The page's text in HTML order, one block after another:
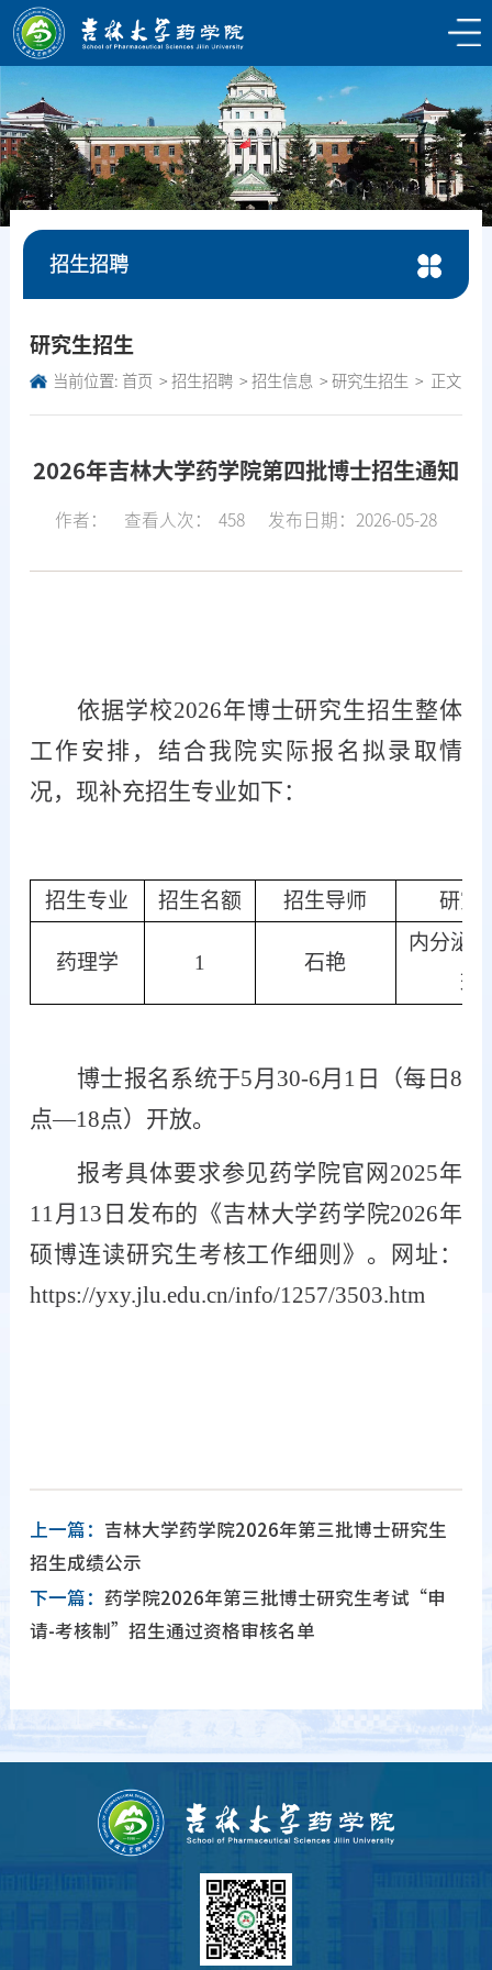
招生招聘
研究生招生
当前位置: 首页 招生招聘 招生信息 研究生招生 正文
2026年吉林大学药学院第四批博士招生通知
作者： 查看人次： 458 发布日期：2026-05-28
依据学校2026年博士研究生招生整体
工作安排，结合我院实际报名拟录取情
况，现补充招生专业如下：
招生专业 招生名额 招生导师 研究
药理学 1 石艳
内分泌
理
博士报名系统于5月30-6月1日（每日8
点—18点）开放。
报考具体要求参见药学院官网 2025年
11月13日发布的《吉林大学药学院2026年
硕博连读研究生考核工作细则》 。
网址：
https://yxy.jlu.edu.cn/info/1257/3503.htm
上一篇： 吉林大学药学院2026年第三批博士研究生
招生成绩公示
下一篇： 药学院2026年第三批博士研究生考试“申
请-考核制”招生通过资格审核名单